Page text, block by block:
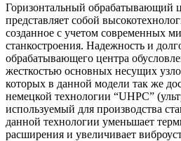
Горизонтальный обрабатывающий
представляет собой
созданное с учетом современных
станкостроения. Надежность и
обрабатывающего центра
жесткостью основных несущих
которых в данной модели так же
немецкой технологии “UHPC”
используемый для производства
данной технологии уменьшает
расширения и увеличивает